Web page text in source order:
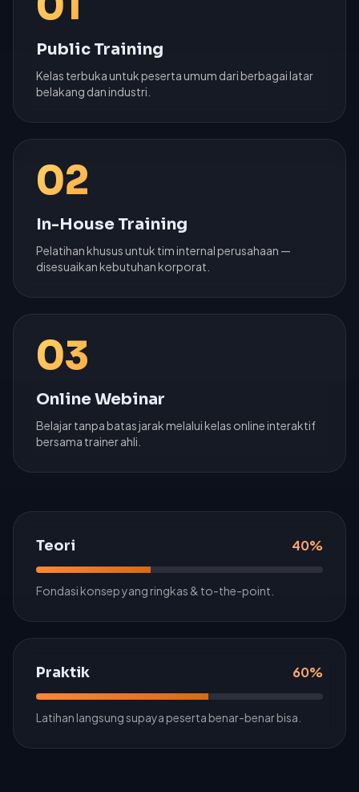
Public Training
Kelas terbuka untuk peserta umum dari berbagai latar
belakang dan industri.
02
In-House Training
Pelatihan khusus untuk tim internal perusahaan —
disesuaikan kebutuhan korporat.
03
Online Webinar
Belajar tanpa batas jarak melalui kelas online interaktif
bersama trainer ahli.
Teori 40%
Fondasi konsep yang ringkas & to-the-point.
Praktik 60%
Latihan langsung supaya peserta benar-benar bisa.